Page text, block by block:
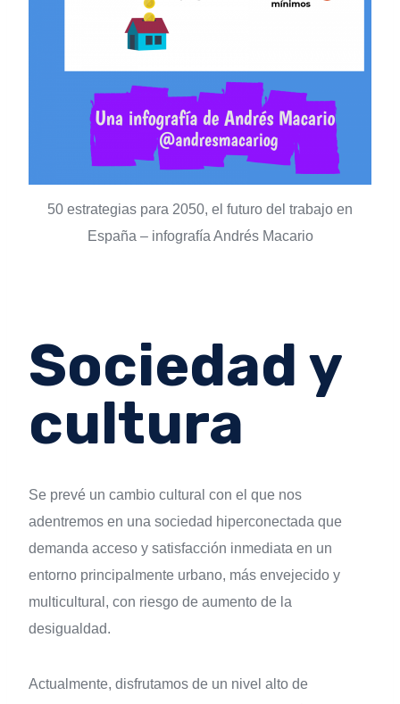
50 estrategias para 2050, el futuro del trabajo en
España – infografía Andrés Macario
Sociedad y
cultura
Se prevé un cambio cultural con el que nos
adentremos en una sociedad hiperconectada que
demanda acceso y satisfacción inmediata en un
entorno principalmente urbano, más envejecido y
multicultural, con riesgo de aumento de la
desigualdad.
Actualmente, disfrutamos de un nivel alto de